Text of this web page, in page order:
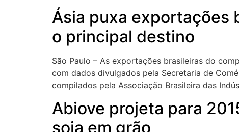
Ásia puxa exportações
o principal destino
São Paulo – As exportações brasileiras do
com dados divulgados pela Secretaria de
compilados pela Associação Brasileira das
Abiove projeta para
soja em grão